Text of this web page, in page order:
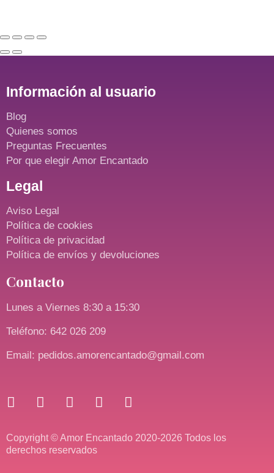
Información al usuario
Blog
Quienes somos
Preguntas Frecuentes
Por que elegir Amor Encantado
Legal
Aviso Legal
Política de cookies
Política de privacidad
Política de envíos y devoluciones
Contacto
Lunes a Viernes 8:30 a 15:30
Teléfono: 642 026 209
Email: pedidos.amorencantado@gmail.com
Copyright © Amor Encantado 2020-2026 Todos los
derechos reservados